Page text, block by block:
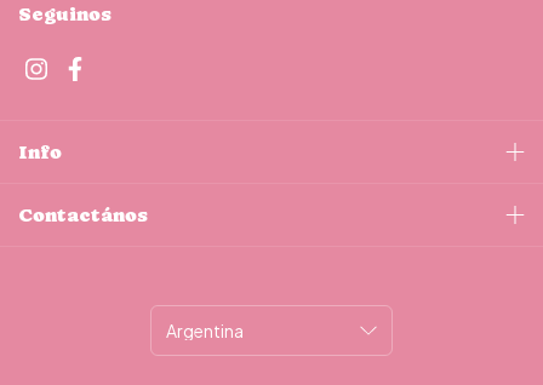
Seguinos
Info
Contactános